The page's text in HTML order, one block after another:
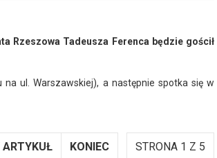
Rzeszowa Tadeusza Ferenca będzie gościł
ul. Warszawskiej), a następnie spotka się w
STRONA 1 Z 5
ARTYKUŁ KONIEC